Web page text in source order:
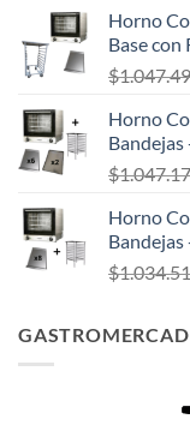
Horno
Base con
$
Horno
$
Horno
$